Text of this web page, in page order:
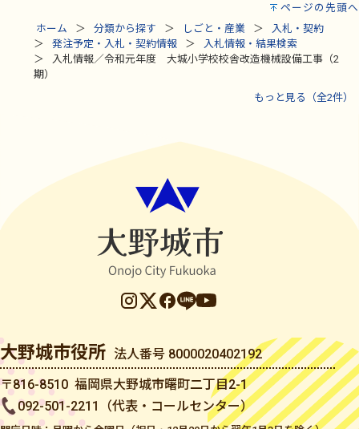
ページの先頭へ
ホーム
分類から探す しごと・産業
入札・契約
発注予定・入札・契約情報
入札情報・結果検索
入札情報／令和元年度 大城小学校校舎改造機械設備工事（2
期）
もっと見る（全2件）
大野城市役所 法人番号 8000020402192
〒816-8510 福岡県大野城市曙町二丁目2-1
092-501-2211（代表・コールセンター）